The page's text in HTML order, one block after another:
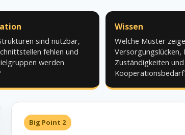
sind nutzbar,
fehlen und
werden
Wissen
Welche Muster
Versorgungslücken,
Zuständigkeiten und
Big Point 2